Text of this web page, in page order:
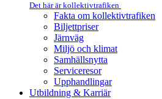
Det här är kollektivtrafiken
Fakta om kollektivtrafiken
Biljettpriser
Järnväg
Miljö och klimat
Samhällsnytta
Serviceresor
Upphandlingar
Utbildning & Karriär